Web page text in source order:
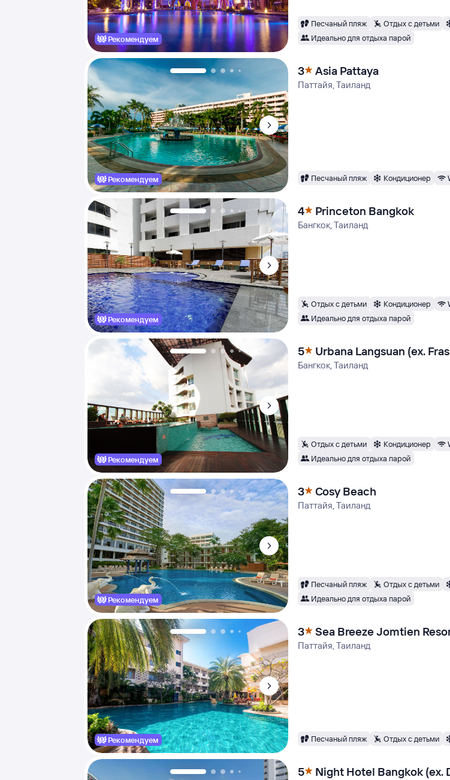
Рекомендуем
Песчаный пляж Отдых с детьми
Идеально для отдыха парой
Рекомендуем
3 Asia Pattaya
Паттайя, Таиланд
Песчаный пляж Кондиционер
Рекомендуем
4 Princeton Bangkok
Бангкок, Таиланд
Отдых с детьми Кондиционер
Идеально для отдыха парой
Рекомендуем
5 Urbana Langsuan (ex.
Бангкок, Таиланд
Отдых с детьми Кондиционер
Идеально для отдыха парой
Рекомендуем
3 Cosy Beach
Паттайя, Таиланд
Песчаный пляж Отдых с детьми
Идеально для отдыха парой
Рекомендуем
3 Sea Breeze Jomtien
Паттайя, Таиланд
Песчаный пляж Отдых с детьми
5 Night Hotel Bangkok (ex.